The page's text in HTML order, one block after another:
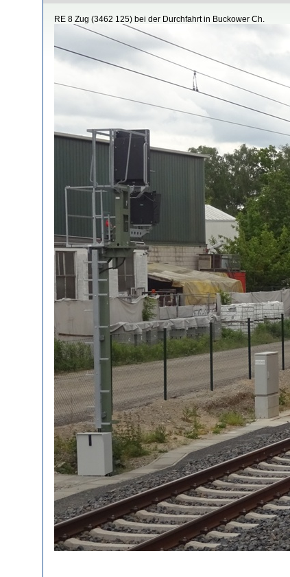
RE 8 Zug (3462 125) bei der Durchfahrt in Buckower Ch.